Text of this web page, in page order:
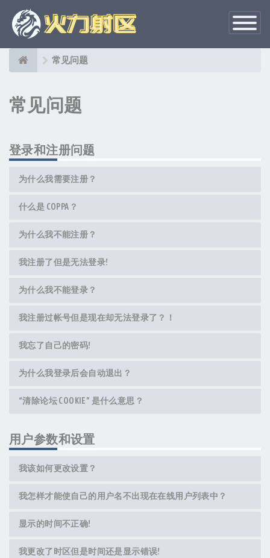
切
换
导
常见问题
常见问题
登录和注册问题
为什么我需要注册？
什么是 COPPA？
为什么我不能注册？
我注册了但是无法登录!
为什么我不能登录？
我注册过帐号但是现在却无法登录了？！
我忘了自己的密码!
为什么我登录后会自动退出？
“清除论坛 COOKIE” 是什么意思？
用户参数和设置
我该如何更改设置？
我怎样才能使自己的用户名不出现在在线用户列表中？
显示的时间不正确!
我更改了时区但是时间还是显示错误!